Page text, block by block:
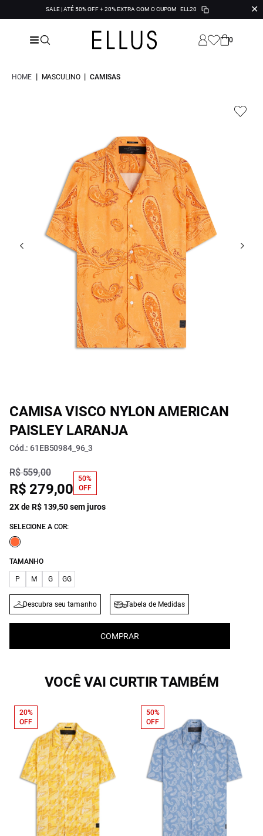
SALE | ATÉ 50% OFF + 20% EXTRA COM O CUPOM ELL20 ✕
0
HOME | MASCULINO | CAMISAS
CAMISA VISCO NYLON AMERICAN
PAISLEY LARANJA
Cód.: 61EB50984_96_3
R$ 559,00
R$ 279,00
50%
OFF
2X de R$ 139,50 sem juros
SELECIONE A COR:
TAMANHO
P M G GG
Descubra seu tamanho Tabela de Medidas
COMPRAR
VOCÊ VAI CURTIR TAMBÉM
20%
OFF
50%
OFF